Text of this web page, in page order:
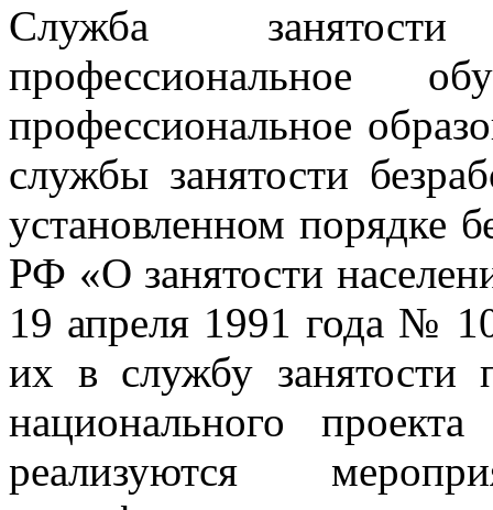
Служба
профессиональное
профессиональное
службы занятости
установленном порядке
РФ «О занятости
19 апреля 1991 года №
их в службу
национального
реализуются